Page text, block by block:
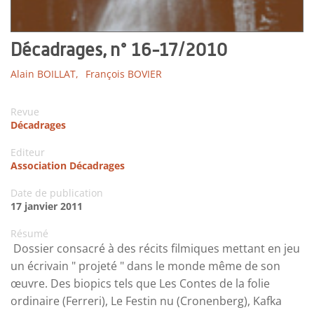
Décadrages, n° 16-17/2010
Alain BOILLAT, François BOVIER
Revue
Décadrages
Editeur
Association Décadrages
Date de publication
17 janvier 2011
Résumé
Dossier consacré à des récits filmiques mettant en jeu
un écrivain " projeté " dans le monde même de son
œuvre. Des biopics tels que Les Contes de la folie
ordinaire (Ferreri), Le Festin nu (Cronenberg), Kafka